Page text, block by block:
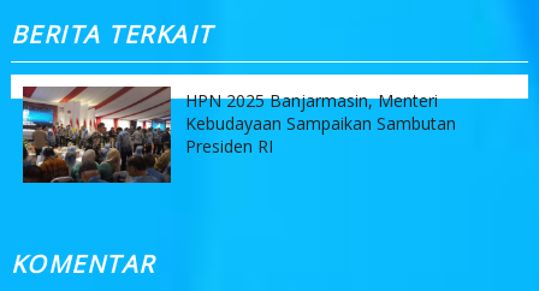
BERITA TERKAIT
HPN 2025 Banjarmasin, Menteri
Kebudayaan Sampaikan Sambutan
Presiden RI
KOMENTAR